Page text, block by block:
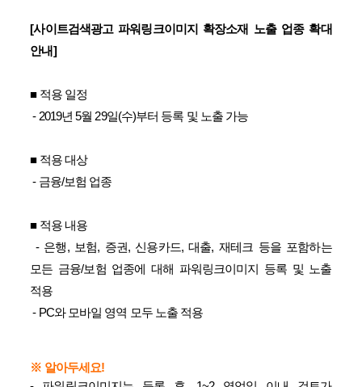
[사이트검색광고 파워링크이미지 확장소재 노출 업종 확대
안내]
■ 적용 일정
- 2019년 5월 29일(수)부터 등록 및 노출 가능
■ 적용 대상
- 금융/보험 업종
■ 적용 내용
- 은행, 보험, 증권, 신용카드, 대출, 재테크 등을 포함하는
모든 금융/보험 업종에 대해 파워링크이미지 등록 및 노출
적용
- PC와 모바일 영역 모두 노출 적용
​※ 알아두세요!